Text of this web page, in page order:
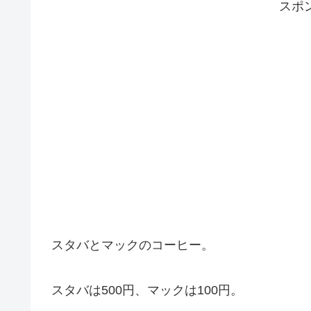
スポ
スタバとマックのコーヒー。
スタバは500円、マックは100円。